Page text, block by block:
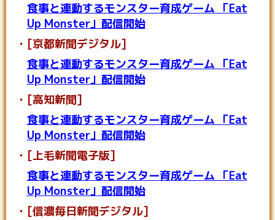
食事と連動するモンスター育成ゲーム 「Eat
Up Monster」配信開始
[京都新聞デジタル]
食事と連動するモンスター育成ゲーム 「Eat
Up Monster」配信開始
[高知新聞]
食事と連動するモンスター育成ゲーム 「Eat
Up Monster」配信開始
[上毛新聞電子版]
食事と連動するモンスター育成ゲーム 「Eat
Up Monster」配信開始
[信濃毎日新聞デジタル]